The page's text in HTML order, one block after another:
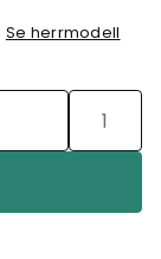
Se herrmodell